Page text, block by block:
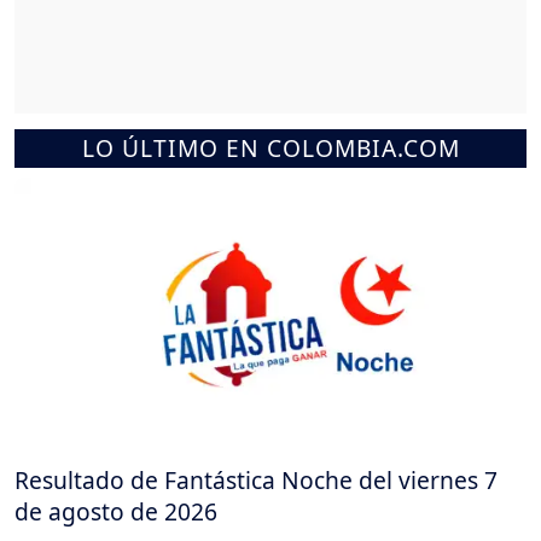
LO ÚLTIMO EN COLOMBIA.COM
Resultado de Fantástica Noche del viernes 7
de agosto de 2026